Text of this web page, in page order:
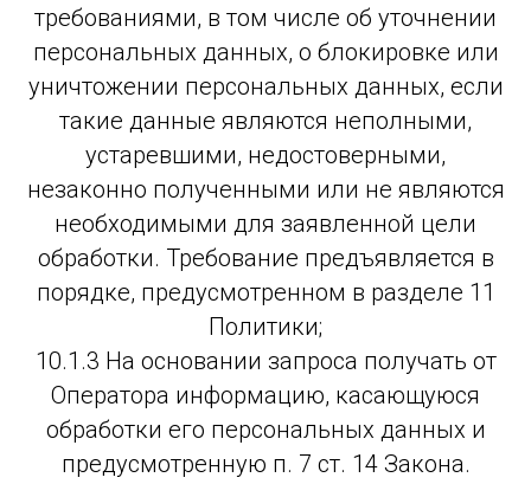
требованиями, в том числе об уточнении
персональных данных, о блокировке или
уничтожении персональных данных, если
такие данные являются неполными,
устаревшими, недостоверными,
незаконно полученными или не являются
необходимыми для заявленной цели
обработки. Требование предъявляется в
порядке, предусмотренном в разделе 11
Политики;
10.1.3 На основании запроса получать от
Оператора информацию, касающуюся
обработки его персональных данных и
предусмотренную п. 7 ст. 14 Закона.